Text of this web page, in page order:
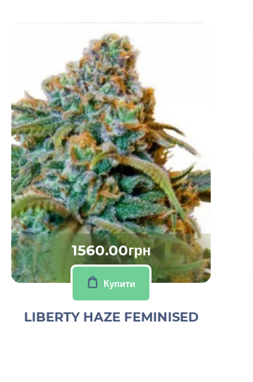
1560.00грн
Купити
LIBERTY HAZE FEMINISED